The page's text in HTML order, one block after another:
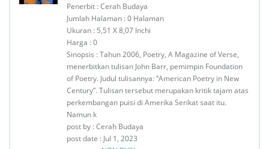
Penerbit : Cerah Budaya
Jumlah Halaman : 0 Halaman
Ukuran : 5,51 X 8,07 Inchi
Harga : 0
Sinopsis : Tahun 2006, Poetry, A Magazine of Verse,
menerbitkan tulisan John Barr, pemimpin Foundation
of Poetry. Judul tulisannya: “American Poetry in New
Century”. Tulisan tersebut merupakan kritik tajam atas
perkembangan puisi di Amerika Serikat saat itu.
Namun k
post by : Cerah Budaya
post date : Jul 1, 2023